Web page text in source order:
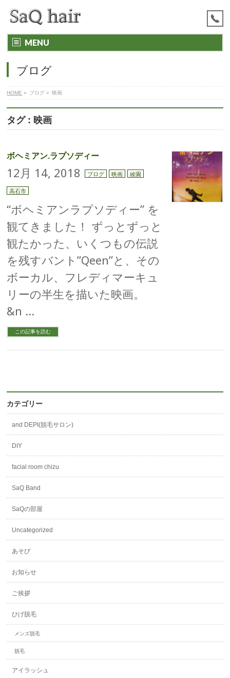
MENU
ブログ
HOME » ブログ » 映画
タグ : 映画
ボヘミアン.ラプソディー
12月 14, 2018 ブログ 映画 綾園
高石市
“ボヘミアンラプソディー” を
観てきました！ ずっとずっと
観たかった、いくつもの伝説
を残すバント”Qeen”と、その
ボーカル、フレディマーキュ
リーの半生を描いた映画。
&n …
この記事を読む
カテゴリー
and DEPI(脱毛サロン)
DIY
facial room chizu
SaQ Band
SaQの部屋
Uncategorized
あそび
お知らせ
ご挨拶
ひげ脱毛
メンズ脱毛
脱毛
アイラッシュ